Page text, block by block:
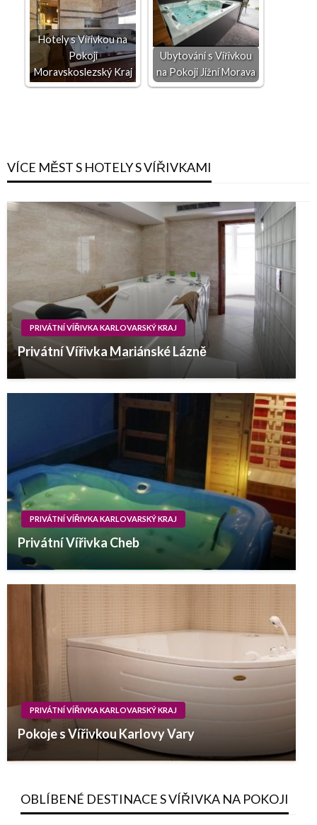
Hotely s Vířivkou na
Pokoji
Moravskoslezský Kraj
Ubytování s Vířivkou
na Pokoji Jižní Morava
VÍCE MĚST S HOTELY S VÍŘIVKAMI
PRIVÁTNÍ VÍŘIVKA KARLOVARSKÝ KRAJ
Privátní Vířivka Mariánské Lázně
PRIVÁTNÍ VÍŘIVKA KARLOVARSKÝ KRAJ
Privátní Vířivka Cheb
PRIVÁTNÍ VÍŘIVKA KARLOVARSKÝ KRAJ
Pokoje s Vířivkou Karlovy Vary
OBLÍBENÉ DESTINACE S VÍŘIVKA NA POKOJI